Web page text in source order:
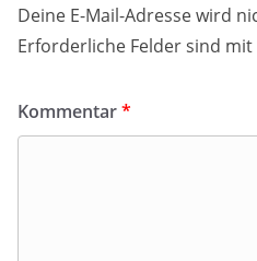
Deine E-Mail-Adresse wird
Erforderliche Felder sind mit
Kommentar*